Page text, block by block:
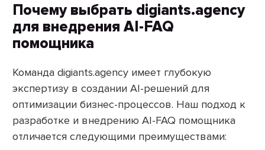
Почему выбрать digiants.agency
для внедрения AI-FAQ
помощника
Команда digiants.agency имеет глубокую
экспертизу в создании AI-решений для
оптимизации бизнес-процессов. Наш подход к
разработке и внедрению AI-FAQ помощника
отличается следующими преимуществами: